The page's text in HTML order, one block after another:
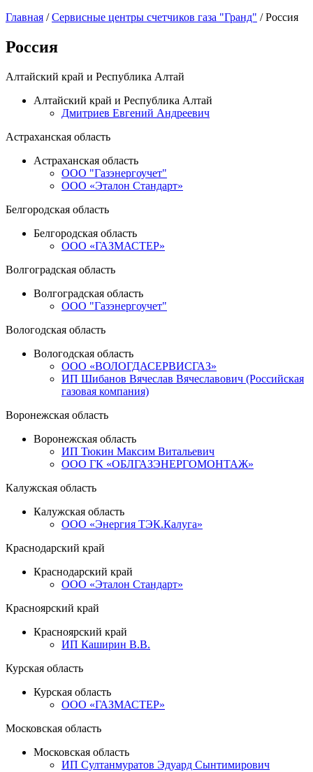
Главная /Сервисные центры счетчиков газа "Гранд" /Россия
Россия
Алтайский край и Республика Алтай
Алтайский край и Республика Алтай
Дмитриев Евгений Андреевич
Астраханская область
Астраханская область
ООО "Газэнергоучет"
ООО «Эталон Стандарт»
Белгородская область
Белгородская область
ООО «ГАЗМАСТЕР»
Волгоградская область
Волгоградская область
ООО "Газэнергоучет"
Вологодская область
Вологодская область
ООО «ВОЛОГДАСЕРВИСГАЗ»
ИП Шибанов Вячеслав Вячеславович (Российская
газовая компания)
Воронежская область
Воронежская область
ИП Тюкин Максим Витальевич
ООО ГК «ОБЛГАЗЭНЕРГОМОНТАЖ»
Калужская область
Калужская область
ООО «Энергия ТЭК.Калуга»
Краснодарский край
Краснодарский край
ООО «Эталон Стандарт»
Красноярский край
Красноярский край
ИП Каширин В.В.
Курская область
Курская область
ООО «ГАЗМАСТЕР»
Московская область
Московская область
ИП Султанмуратов Эдуард Сынтимирович